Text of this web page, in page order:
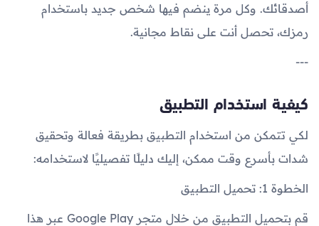
أصدقائك. وكل مرة ينضم فيها شخص جديد باستخدام
رمزك، تحصل أنت على نقاط مجانية.
---
كيفية استخدام التطبيق
لكي تتمكن من استخدام التطبيق بطريقة فعالة وتحقيق
شدات بأسرع وقت ممكن، إليك دليلًا تفصيليًا لاستخدامه:
الخطوة 1: تحميل التطبيق
قم بتحميل التطبيق من خلال متجر Google Play عبر هذا